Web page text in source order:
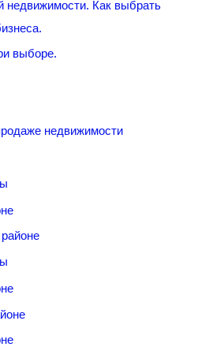
недвижимости. Как выбрать
выборе.
недвижимости